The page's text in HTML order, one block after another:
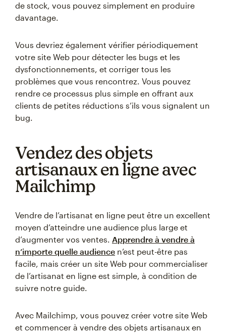
de stock, vous pouvez simplement en produire
davantage.
Vous devriez également vérifier périodiquement
votre site Web pour détecter les bugs et les
dysfonctionnements, et corriger tous les
problèmes que vous rencontrez. Vous pouvez
rendre ce processus plus simple en offrant aux
clients de petites réductions s’ils vous signalent un
bug.
Vendez des objets
artisanaux en ligne avec
Mailchimp
Vendre de l’artisanat en ligne peut être un excellent
moyen d’atteindre une audience plus large et
d’augmenter vos ventes. Apprendre à vendre à
n’importe quelle audience n’est peut-être pas
facile, mais créer un site Web pour commercialiser
de l’artisanat en ligne est simple, à condition de
suivre notre guide.
Avec Mailchimp, vous pouvez créer votre site Web
et commencer à vendre des objets artisanaux en